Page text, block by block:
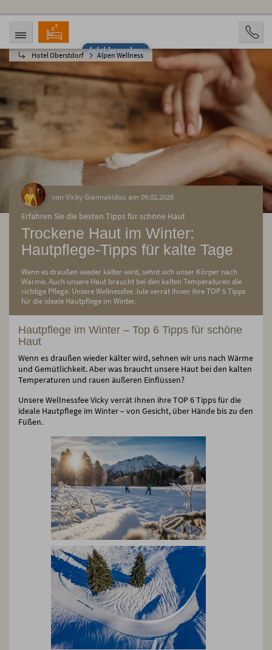
Jetzt bewerben
Hotel Oberstdorf Alpen Wellness
ANREISE
08.08.2026
ABREISE
13.08.2026
2 Personen
BUCHEN
von Vicky Giannakidou am 09.02.2026
Erfahren Sie die besten Tipps für schöne Haut
Trockene Haut im Winter:
Hautpflege-Tipps für kalte Tage
Wenn es draußen wieder kälter wird, sehnt sich unser Körper nach
Wärme. Auch unsere Haut braucht bei den kalten Temperaturen die
richtige Pflege. Unsere Wellnessfee Jule verrät Ihnen ihre TOP 5 Tipps
für die ideale Hautpflege im Winter.
Hautpflege im Winter – Top 6 Tipps für schöne
Haut
Wenn es draußen wieder kälter wird, sehnen wir uns nach Wärme
und Gemütlichkeit. Aber was braucht unsere Haut bei den kalten
Temperaturen und rauen äußeren Einflüssen?
Unsere Wellnessfee Vicky verrät Ihnen ihre TOP 6 Tipps für die
ideale Hautpflege im Winter – von Gesicht, über Hände bis zu den
Füßen.